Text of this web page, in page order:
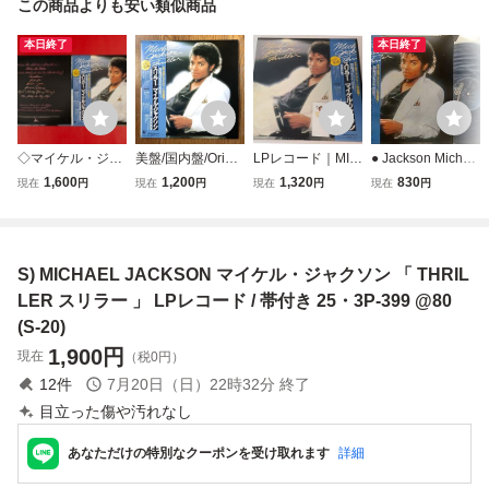
この商品よりも安い類似商品
本日終了
◇マイケル・ジャ
クソン Michael Ja
現在 1,600円
美盤/国内盤/Orig/
帯/ライナー/8Pブ
ラー/25・3P-399/
1982年/レコード
現在 1,200円
LPレコード｜MIC
HAEL JACKSON
現在 1,320円
本日終了
● Jackson Michae
l ● Thriller マイケ
現在 830円
S) MICHAEL JACKSON マイケル・ジャクソン 「 THRIL
LER スリラー 」 LPレコード / 帯付き 25・3P-399 @80
(S-20)
現在 1,900円 （税0円）
12件 7月20日（日）22時32分 終了
目立った傷や汚れなし
あなただけの特別なクーポンを受け取れます 詳細